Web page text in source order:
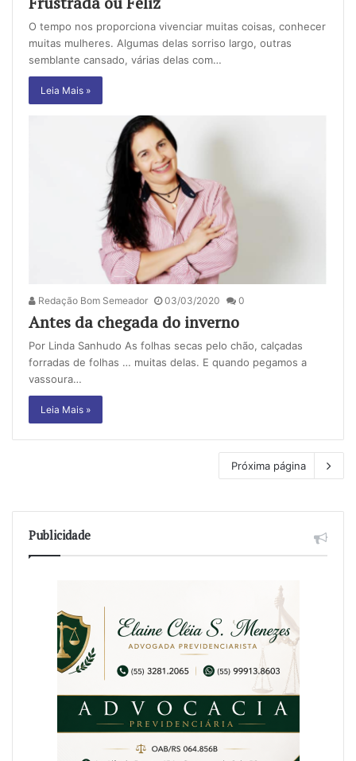
O tempo nos proporciona vivenciar muitas coisas, conhecer
muitas mulheres. Algumas delas sorriso largo, outras
semblante cansado, várias delas com…
Leia Mais »
Redação Bom Semeador 03/03/2020 0
Antes da chegada do inverno
Por Linda Sanhudo As folhas secas pelo chão, calçadas
forradas de folhas … muitas delas. E quando pegamos a
vassoura…
Leia Mais »
Próxima página
Publicidade